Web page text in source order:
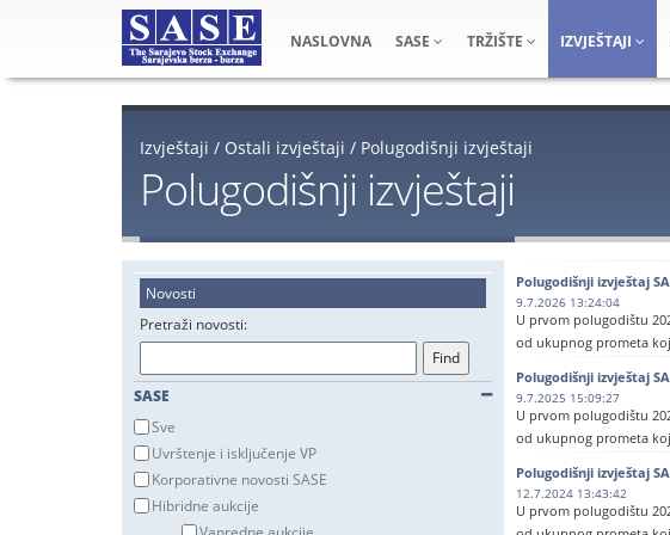
NASLOVNA SASE TRŽIŠTE IZVJEŠTAJI
Izvještaji / Ostali izvještaji / Polugodišnji izvještaji
Polugodišnji izvještaji
Novosti
Pretraži novosti:
SASE
Sve
Uvrštenje i isključenje VP
Korporativne novosti SASE
Hibridne aukcije
Polugodišnji izvještaj
9.7.2026 13:24:04
U prvom polugodištu
od ukupnog prometa
Koristeći infrastrukturu
iznosu od
Na Kotaciji privrednih
čini 3,35 % od ukupno
odnosu na prethodni
Polugodišnji izvještaj
9.7.2025 15:09:27
U prvom polugodištu
od ukupnog prometa
Koristeći infrastrukturu
iznosu od
Polugodišnji izvještaj
12.7.2024 13:43:42
U prvom polugodištu